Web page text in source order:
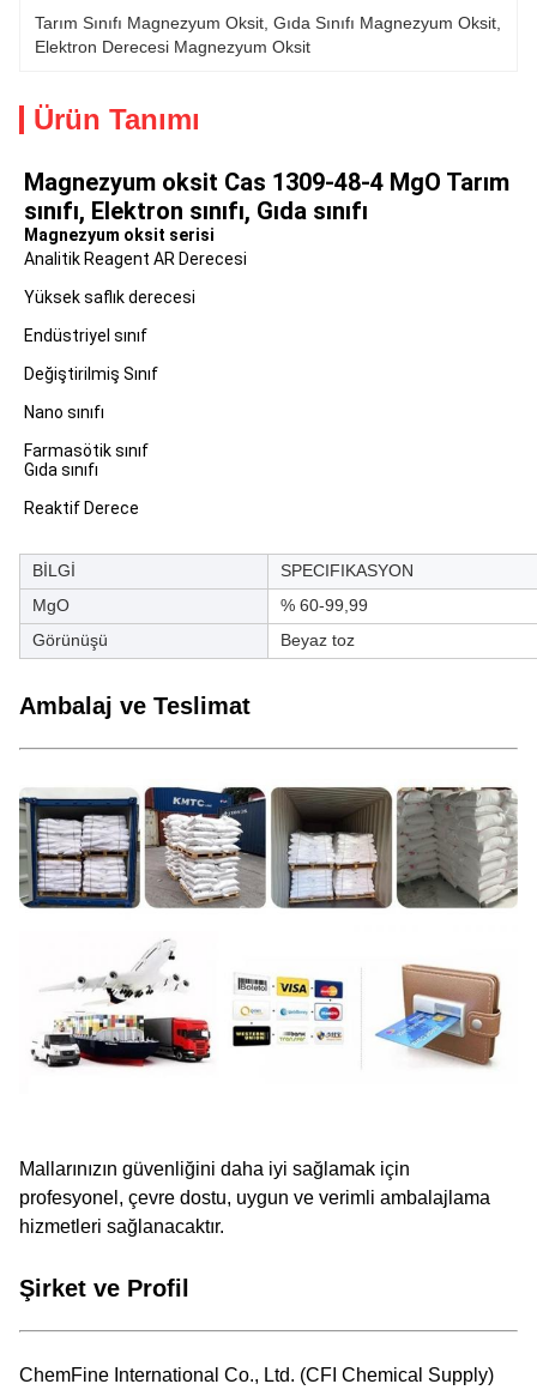
Tarım Sınıfı Magnezyum Oksit Gıda Sınıfı Magnezyum Oksit
Elektron Derecesi Magnezyum Oksit
Ürün Tanımı
Magnezyum oksit Cas 1309-48-4 MgO Tarım
sınıfı, Elektron sınıfı, Gıda sınıfı
Magnezyum oksit serisi
Analitik Reagent AR Derecesi
Yüksek saflık derecesi
Endüstriyel sınıf
Değiştirilmiş Sınıf
Nano sınıfı
Farmasötik sınıf
Gıda sınıfı
Reaktif Derece
BİLGİ
SPECIFIKASYON
MgO
% 60-99,99
Görünüşü
Beyaz toz
Ambalaj ve Teslimat
Mallarınızın güvenliğini daha iyi sağlamak için
profesyonel, çevre dostu, uygun ve verimli ambalajlama
hizmetleri sağlanacaktır.
Şirket ve Profil
ChemFine International Co., Ltd. (CFI Chemical Supply)